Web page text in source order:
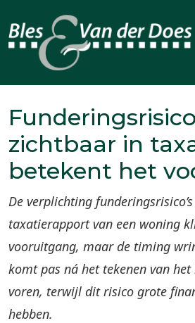
Funderingsrisico
zichtbaar in
betekent het
De verplichting
taxatierapport van een woning
vooruitgang, maar de timing
komt pas ná het tekenen van
voren, terwijl dit risico grote
hebben.